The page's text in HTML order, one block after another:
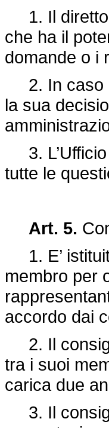
1. Il
che ha il
domande o i
2. In caso
la sua
3. L’Ufficio
tutte le
Art. 5.
1. E’
membro per
accordo dai
2. Il
tra i suoi
carica due
3. Il